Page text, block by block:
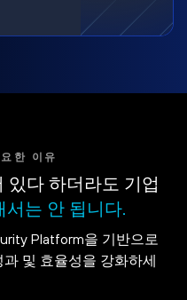
한 이유
있다 하더라도 기업
서는 안 됩니다.
Platform을 기반으로
및 효율성을 강화하세